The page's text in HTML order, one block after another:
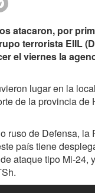
atacaron, por
terrorista EIIL
el viernes la
lugar en la
de la provincia de
ruso de Defensa, la
país tiene
ataque tipo Mi-24,